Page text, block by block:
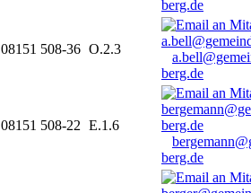
berg.de
08151 508-36 O.2.3
berg.de
08151 508-22 E.1.6
berg.de